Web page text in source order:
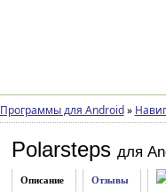
Программы для Android »
Polarsteps для
Описание Отзывы